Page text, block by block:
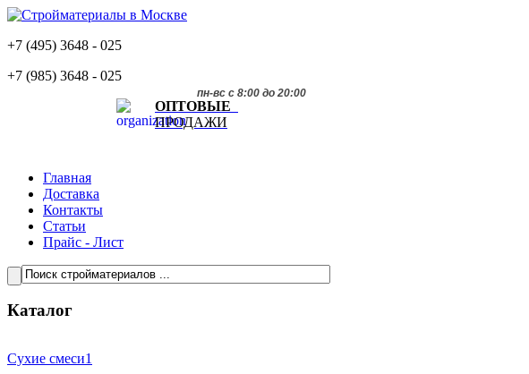
+7 (495) 3648 - 025
+7 (985) 3648 - 025
пн-вс с 8:00 до 20:00
ОПТОВЫЕ
ПРОДАЖИ
Главная
Доставка
Контакты
Статьи
Прайс - Лист
Каталог
Сухие смеси1